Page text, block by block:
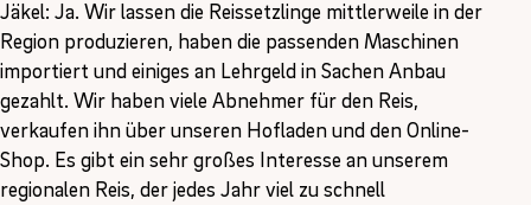
Jäkel: Ja. Wir lassen die Reissetzlinge mittlerweile in der
Region produzieren, haben die passenden Maschinen
importiert und einiges an Lehrgeld in Sachen Anbau
gezahlt. Wir haben viele Abnehmer für den Reis,
verkaufen ihn über unseren Hofladen und den Online-
Shop. Es gibt ein sehr großes Interesse an unserem
regionalen Reis, der jedes Jahr viel zu schnell